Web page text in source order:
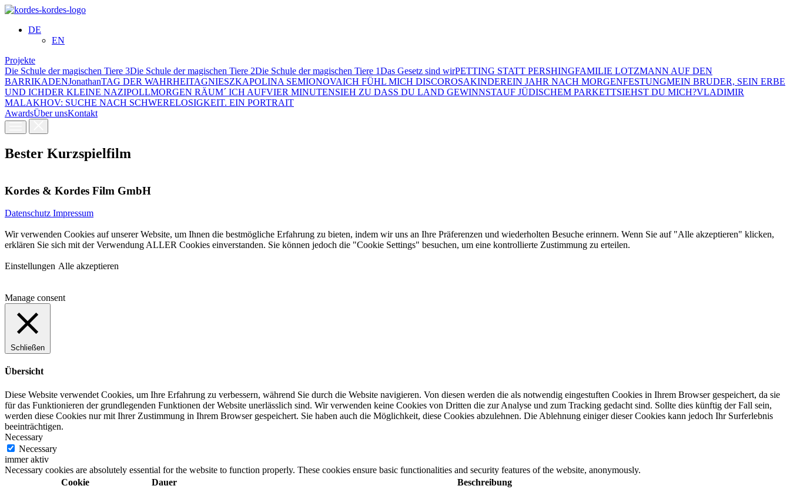
DE
EN
Projekte
Die Schule der magischen Tiere 3Die Schule der magischen Tiere 2Die Schule der magischen Tiere 1Das Gesetz sind wirPETTING STATT PERSHINGFAMILIE LOTZMANN AUF DEN
BARRIKADENJonathanTAG DER WAHRHEITAGNIESZKAPOLINA SEMIONOVAICH FÜHL MICH DISCOROSAKINDEREIN JAHR NACH MORGENFESTUNGMEIN BRUDER, SEIN ERBE
UND ICHDER KLEINE NAZIPOLLMORGEN RÄUM´ ICH AUFVIER MINUTENSIEH ZU DASS DU LAND GEWINNSTAUF JÜDISCHEM PARKETTSIEHST DU MICH?VLADIMIR
MALAKHOV: SUCHE NACH SCHWERE­LOSIGKEIT. EIN PORTRAIT
AwardsÜber unsKontakt
Bester Kurzspielfilm
Kordes & Kordes Film GmbH
Datenschutz Impressum
Wir verwenden Cookies auf unserer Website, um Ihnen die bestmögliche Erfahrung zu bieten, indem wir uns an Ihre Präferenzen und wiederholten Besuche erinnern. Wenn Sie auf "Alle akzeptieren" klicken,
erklären Sie sich mit der Verwendung ALLER Cookies einverstanden. Sie können jedoch die "Cookie Settings" besuchen, um eine kontrollierte Zustimmung zu erteilen.
Einstellungen Alle akzeptieren
Manage consent
Schließen
Übersicht
Diese Website verwendet Cookies, um Ihre Erfahrung zu verbessern, während Sie durch die Website navigieren. Von diesen werden die als notwendig eingestuften Cookies in Ihrem Browser gespeichert, da sie
für das Funktionieren der grundlegenden Funktionen der Website unerlässlich sind. Wir verwenden keine Cookies von Dritten die zur Analyse und zum Tracking gedacht sind. Sollte dies künftig der Fall sein,
werden diese Cookies nur mit Ihrer Zustimmung in Ihrem Browser gespeichert. Sie haben auch die Möglichkeit, diese Cookies abzulehnen. Die Ablehnung einiger dieser Cookies kann jedoch Ihr Surferlebnis
beeinträchtigen.
Necessary
Necessary
immer aktiv
Necessary cookies are absolutely essential for the website to function properly. These cookies ensure basic functionalities and security features of the website, anonymously.
Cookie
Dauer
Beschreibung